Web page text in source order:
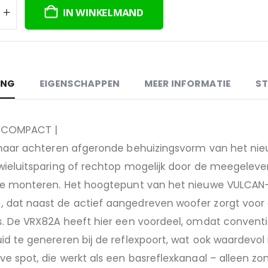
IN WINKELMAND
EIGENSCHAPPEN MEER INFORMATIE
COMPACT |
achteren afgeronde behuizingsvorm van het
of rechtop mogelijk door de
monteren. Het hoogtepunt van het nieuwe
dat naast de actief aangedreven woofer zorgt
DeVRX82A heeft hier een voordeel, omdat
te genereren bij de reflexpoort, wat ook
spot, die werkt als een basreflexkanaal – alleen